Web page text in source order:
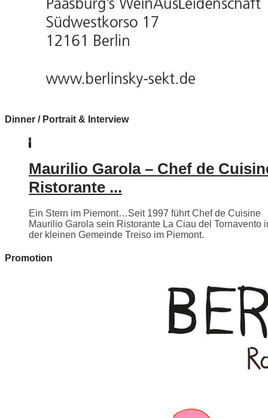
Dinner / Portrait & Interview
Maurilio Garola – Chef de
Ristorante ...
Ein Stern im Piemont…Seit 1997 führt Chef de Cuisine
Maurilio Garola sein Ristorante La Ciau del Tornavento
der kleinen Gemeinde Treiso im Piemont.
Promotion